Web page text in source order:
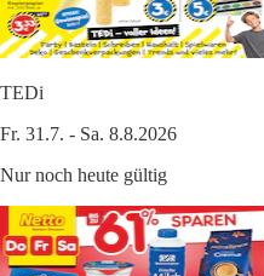
TEDi
Fr. 31.7. - Sa. 8.8.2026
Nur noch heute gültig